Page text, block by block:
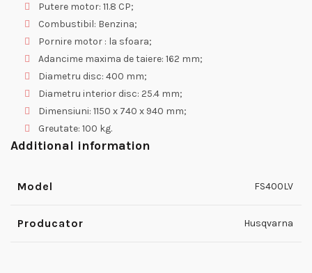
Putere motor: 11.8 CP;
Combustibil: Benzina;
Pornire motor : la sfoara;
Adancime maxima de taiere: 162 mm;
Diametru disc: 400 mm;
Diametru interior disc: 25.4 mm;
Dimensiuni: 1150 x 740 x 940 mm;
Greutate: 100 kg.
Additional information
Model FS400LV
Producator Husqvarna